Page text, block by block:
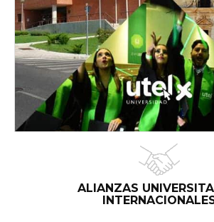
ALIANZAS